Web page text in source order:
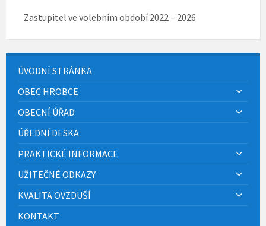
Zastupitel ve volebním období 2022 – 2026
ÚVODNÍ STRÁNKA
OBEC HROBCE
OBECNÍ ÚŘAD
ÚŘEDNÍ DESKA
PRAKTICKÉ INFORMACE
UŽITEČNÉ ODKAZY
KVALITA OVZDUŠÍ
KONTAKT